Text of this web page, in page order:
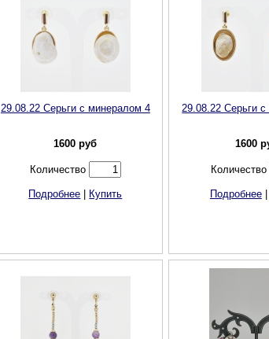
29.08.22 Серьги с минералом 4
1600 руб
Количество
Подробнее Купить
29.08.22 Серьги
1600
Количество
Подробнее|